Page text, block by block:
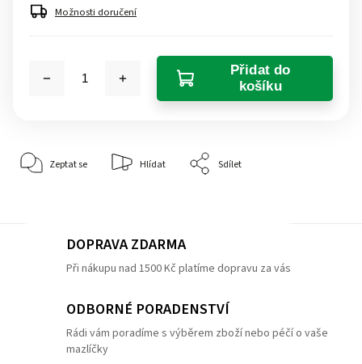
Možnosti doručení
Přidat do
košíku
Zeptat se Hlídat Sdílet
DOPRAVA ZDARMA
Při nákupu nad 1500 Kč platíme dopravu za vás
ODBORNÉ PORADENSTVÍ
Rádi vám poradíme s výběrem zboží nebo péčí o vaše
mazlíčky